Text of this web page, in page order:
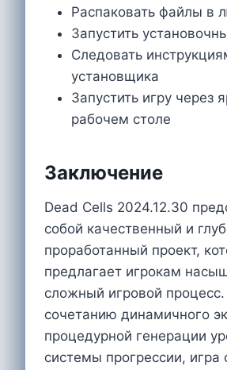
Распаковать файлы в
Запустить
Следовать
установщика
Запустить игру через
рабочем столе
Заключение
Dead Cells 2024.12.30
собой качественный и
проработанный проект,
предлагает игрокам
сложный игровой
сочетанию динамичного
процедурной генерации
системы прогрессии, игра